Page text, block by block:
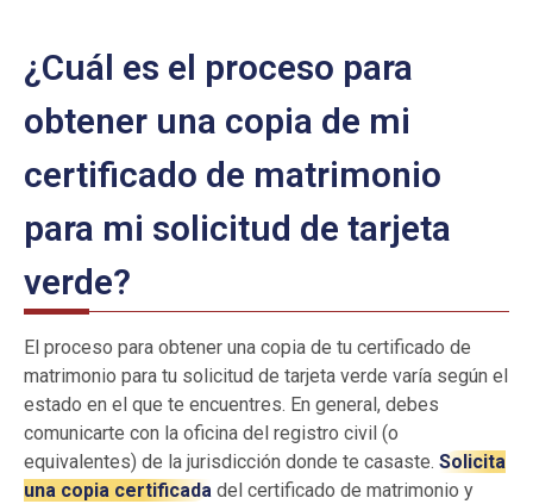
¿Cuál es el proceso para
obtener una copia de mi
certificado de matrimonio
para mi solicitud de tarjeta
verde?
El proceso para obtener una copia de tu certificado de
matrimonio para tu solicitud de tarjeta verde varía según el
estado en el que te encuentres. En general, debes
comunicarte con la oficina del registro civil (o
equivalentes) de la jurisdicción donde te casaste. Solicita
una copia certificada del certificado de matrimonio y